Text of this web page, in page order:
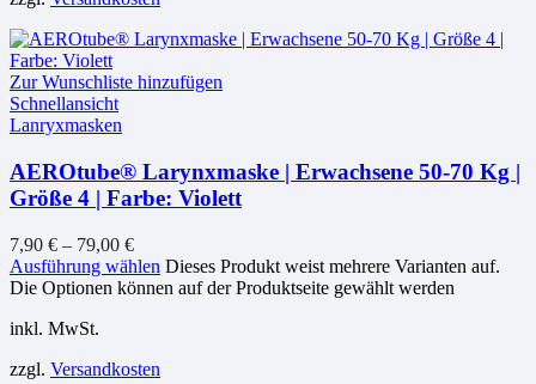
Zur Wunschliste hinzufügen
Schnellansicht
Lanryxmasken
AEROtube® Larynxmaske | Erwachsene 50-70 Kg |
Größe 4 | Farbe: Violett
7,90 € – 79,00 €
Ausführung wählen Dieses Produkt weist mehrere Varianten auf.
Die Optionen können auf der Produktseite gewählt werden
inkl. MwSt.
zzgl. Versandkosten